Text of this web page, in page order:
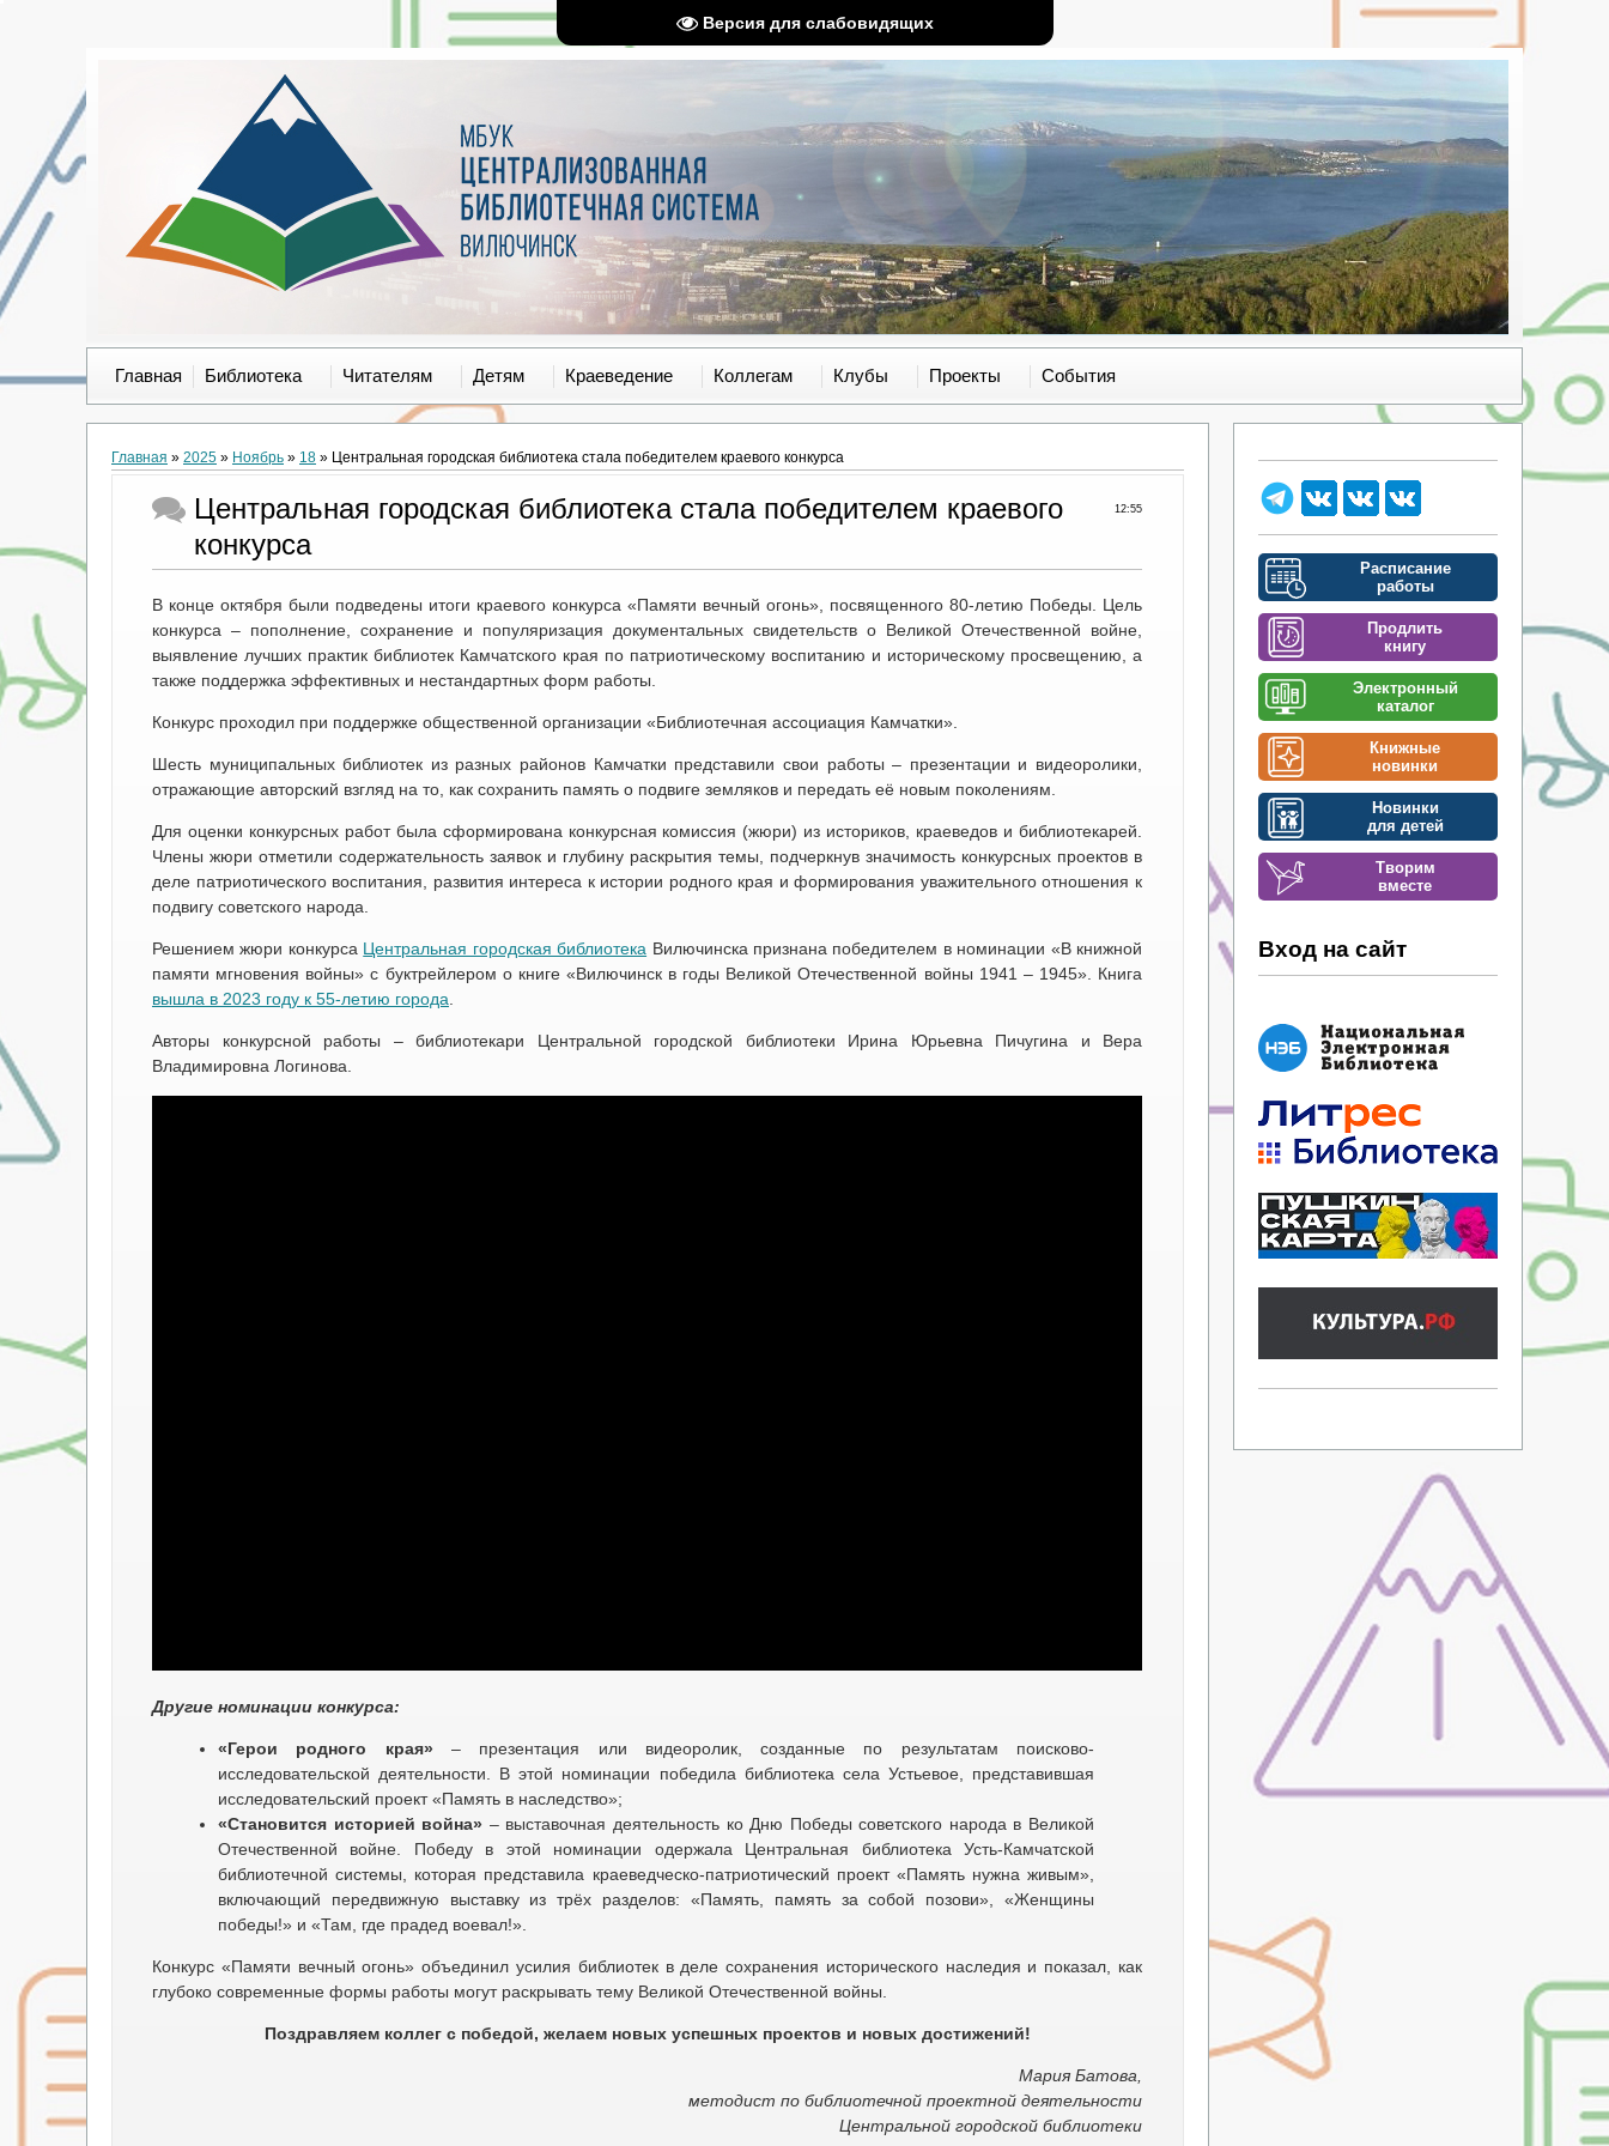
Версия для слабовидящих
Главная Библиотека Читателям Детям Краеведение Коллегам Клубы Проекты События
Главная » 2025 » Ноябрь » 18 » Центральная городская библиотека стала победителем краевого конкурса
12:55
Центральная городская библиотека стала победителем краевого
конкурса
В конце октября были подведены итоги краевого конкурса «Памяти вечный огонь», посвященного 80-летию Победы. Цель
конкурса – пополнение, сохранение и популяризация документальных свидетельств о Великой Отечественной войне,
выявление лучших практик библиотек Камчатского края по патриотическому воспитанию и историческому просвещению, а
также поддержка эффективных и нестандартных форм работы.
Конкурс проходил при поддержке общественной организации «Библиотечная ассоциация Камчатки».
Шесть муниципальных библиотек из разных районов Камчатки представили свои работы – презентации и видеоролики,
отражающие авторский взгляд на то, как сохранить память о подвиге земляков и передать её новым поколениям.
Для оценки конкурсных работ была сформирована конкурсная комиссия (жюри) из историков, краеведов и библиотекарей.
Члены жюри отметили содержательность заявок и глубину раскрытия темы, подчеркнув значимость конкурсных проектов в
деле патриотического воспитания, развития интереса к истории родного края и формирования уважительного отношения к
подвигу советского народа.
Решением жюри конкурса Центральная городская библиотека Вилючинска признана победителем в номинации «В книжной
памяти мгновения войны» с буктрейлером о книге «Вилючинск в годы Великой Отечественной войны 1941 – 1945». Книга
вышла в 2023 году к 55-летию города
Авторы конкурсной работы – библиотекари Центральной городской библиотеки Ирина Юрьевна Пичугина и Вера
Владимировна Логинова.
Другие номинации конкурса:
«Герои родного края»– презентация или видеоролик, созданные по результатам поисково-
исследовательской деятельности. В этой номинации победила библиотека села Устьевое, представившая
исследовательский проект «Память в наследство»;
«Становится историей война» – выставочная деятельность ко Дню Победы советского народа в Великой
Отечественной войне. Победу в этой номинации одержала Центральная библиотека Усть-Камчатской
библиотечной системы, которая представила краеведческо-патриотический проект «Память нужна живым»,
включающий передвижную выставку из трёх разделов: «Память, память за собой позови», «Женщины
победы!» и «Там, где прадед воевал!».
Конкурс «Памяти вечный огонь» объединил усилия библиотек в деле сохранения исторического наследия и показал, как
глубоко современные формы работы могут раскрывать тему Великой Отечественной войны.
Поздравляем коллег с победой, желаем новых успешных проектов и новых достижений!
Мария Батова,
методист по библиотечной проектной деятельности
Центральной городской библиотеки
Расписание
работы
Продлить
книгу
Электронный
каталог
Книжные
новинки
Новинки
для детей
Творим
вместе
Вход на сайт